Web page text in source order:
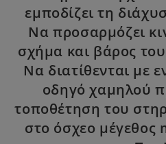
εμποδίζει τη
Να προσαρμόζει
σχήμα και βάρος
Να διατίθενται με
οδηγό χαμηλού
τοποθέτηση του
στο όσχεο μέγεθος